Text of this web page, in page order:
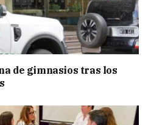
de gimnasios tras los